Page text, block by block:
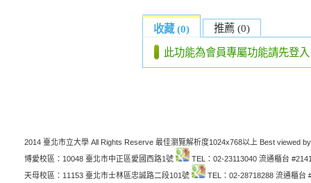
收藏 (0) 推薦 (0)
此功能為會員專屬功能請先登入
2014 臺北市立大學 All Rights Reserve 最佳瀏覽解析度1024x768以上 Best viewed
博愛校區：10048 臺北市中正區愛國西路1號
TEL：02-23113040 流通櫃台
天母校區：11153 臺北市士林區忠誠路二段101號
TEL：02-28718288 流通櫃台